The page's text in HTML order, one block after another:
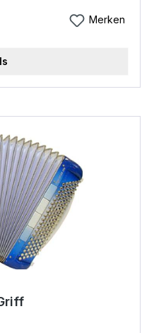
Merken